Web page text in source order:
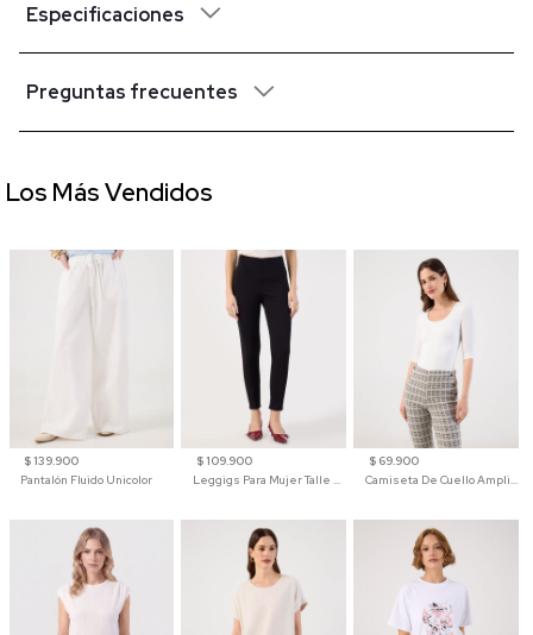
Especificaciones
Preguntas frecuentes
$ 139.900
Pantalón Fluido Unicolor
$ 109.900
Leggigs Para Mujer Talle Alto Liso
$ 69.900
Camiseta De Cuello Amplio Y Manga 3/4 Para Mujer
Los Más Vendidos